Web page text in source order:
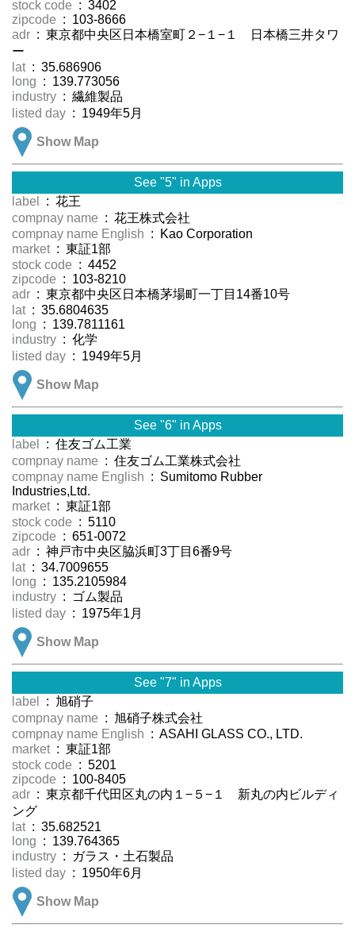
stock code : 3402
zipcode : 103-8666
adr : 東京都中央区日本橋室町２−１−１ 日本橋三井タワ
ー
lat : 35.686906
long : 139.773056
industry : 繊維製品
listed day : 1949年5月
Show Map
See "5" in Apps
label
: 花王
compnay name : 花王株式会社
compnay name English : Kao Corporation
market : 東証1部
stock code : 4452
zipcode : 103-8210
adr : 東京都中央区日本橋茅場町一丁目14番10号
lat : 35.6804635
long : 139.7811161
industry : 化学
listed day : 1949年5月
Show Map
See "6" in Apps
label
: 住友ゴム工業
compnay name : 住友ゴム工業株式会社
compnay name English : Sumitomo Rubber
Industries,Ltd.
market : 東証1部
stock code : 5110
zipcode : 651-0072
adr : 神戸市中央区脇浜町3丁目6番9号
lat : 34.7009655
long : 135.2105984
industry : ゴム製品
listed day : 1975年1月
Show Map
See "7" in Apps
label
: 旭硝子
compnay name : 旭硝子株式会社
compnay name English : ASAHI GLASS CO., LTD.
market : 東証1部
stock code : 5201
zipcode : 100-8405
adr : 東京都千代田区丸の内１−５−１ 新丸の内ビルディ
ング
lat : 35.682521
long : 139.764365
industry : ガラス・土石製品
listed day : 1950年6月
Show Map